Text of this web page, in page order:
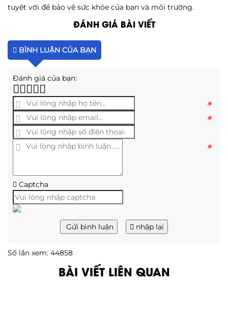
tuyệt vời để bảo vệ sức khỏe của bạn và môi trường.
ĐÁNH GIÁ BÀI VIẾT
BÌNH LUẬN CỦA BẠN
Đánh giá của bạn:
*
*
*
Captcha
Gửi bình luận nhập lại
Số lần xem: 44858
BÀI VIẾT LIÊN QUAN